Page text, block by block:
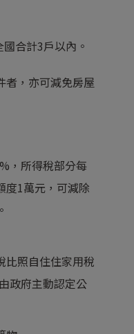
合計3戶以內。
者，亦可減免房屋
，所得稅部分每
度1萬元，可減除
比照自住住家用稅
政府主動認定公